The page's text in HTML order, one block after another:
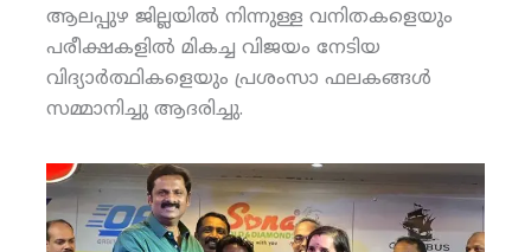
ആലപ്പുഴ ജില്ലയില്‍ നിന്നുള്ള വനിതകളെയും
പരീക്ഷകളില്‍ മികച്ച വിജയം നേടിയ
വിദ്യാര്‍ത്ഥികളെയും പ്രശംസാ ഫലകങ്ങള്‍
സമ്മാനിച്ചു ആദരിച്ചു.